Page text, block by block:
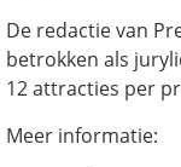
De redactie van
betrokken als
12 attracties per
Meer informatie: